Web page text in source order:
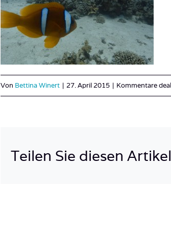
Von Bettina Winert | 27. April 2015 | Kommentare
Teilen Sie diesen